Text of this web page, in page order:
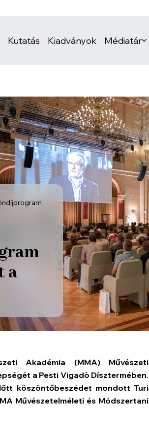
Kutatás Kiadványok Médiatár
a
Akadémia (MMA) Művészeti
a Pesti Vigadò Dísztermében.
köszöntőbeszédet mondott Turi
Művészetelméleti és Módszertani